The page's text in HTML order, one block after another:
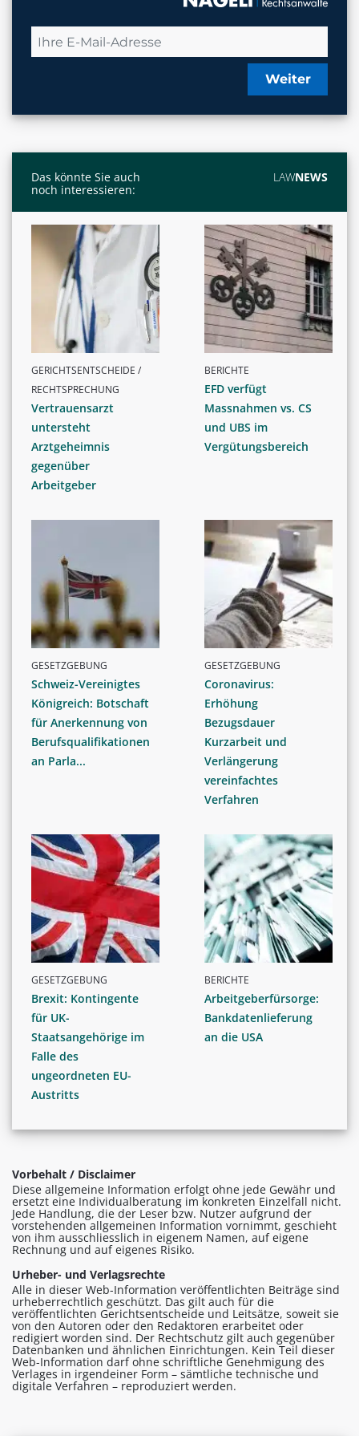
Weiter
Das könnte Sie auch
noch interessieren:
LAWNEWS
GERICHTSENTSCHEIDE /
RECHTSPRECHUNG
Vertrauensarzt
untersteht
Arztgeheimnis
gegenüber
Arbeitgeber
BERICHTE
EFD verfügt
Massnahmen vs. CS
und UBS im
Vergütungsbereich
GESETZGEBUNG
Schweiz-Vereinigtes
Königreich: Botschaft
für Anerkennung von
Berufsqualifikationen
an Parla...
GESETZGEBUNG
Coronavirus:
Erhöhung
Bezugsdauer
Kurzarbeit und
Verlängerung
vereinfachtes
Verfahren
GESETZGEBUNG
Brexit: Kontingente
für UK-
Staatsangehörige im
Falle des
ungeordneten EU-
Austritts
BERICHTE
Arbeitgeberfürsorge:
Bankdatenlieferung
an die USA
Vorbehalt / Disclaimer
Diese allgemeine Information erfolgt ohne jede Gewähr und
ersetzt eine Individualberatung im konkreten Einzelfall nicht.
Jede Handlung, die der Leser bzw. Nutzer aufgrund der
vorstehenden allgemeinen Information vornimmt, geschieht
von ihm ausschliesslich in eigenem Namen, auf eigene
Rechnung und auf eigenes Risiko.
Urheber- und Verlagsrechte
Alle in dieser Web-Information veröffentlichten Beiträge sind
urheberrechtlich geschützt. Das gilt auch für die
veröffentlichten Gerichtsentscheide und Leitsätze, soweit sie
von den Autoren oder den Redaktoren erarbeitet oder
redigiert worden sind. Der Rechtschutz gilt auch gegenüber
Datenbanken und ähnlichen Einrichtungen. Kein Teil dieser
Web-Information darf ohne schriftliche Genehmigung des
Verlages in irgendeiner Form – sämtliche technische und
digitale Verfahren – reproduziert werden.